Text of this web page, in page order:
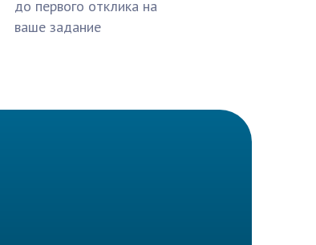
до первого отклика на
ваше задание